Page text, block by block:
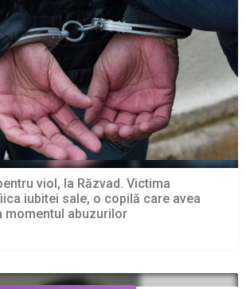
viol, la Răzvad. Victima
iubitei sale, o copilă care avea
momentul abuzurilor